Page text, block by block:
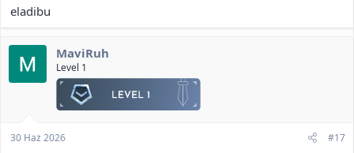
eladibu
MaviRuh
Level 1
30 Haz 2026 #17